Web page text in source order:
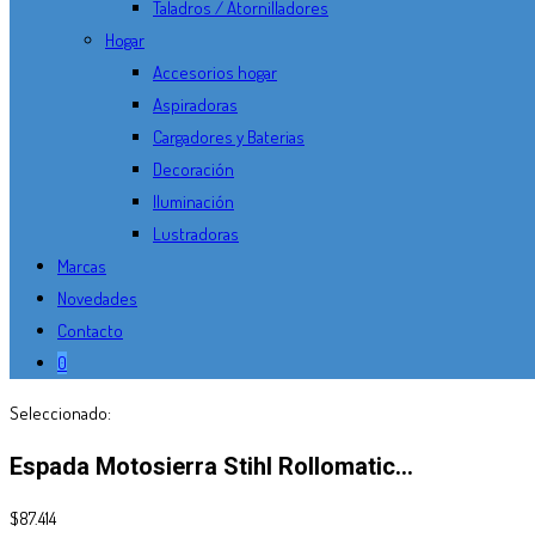
Taladros / Atornilladores
Hogar
Accesorios hogar
Aspiradoras
Cargadores y Baterias
Decoración
Iluminación
Lustradoras
Marcas
Novedades
Contacto
0
Seleccionado:
Espada Motosierra Stihl Rollomatic…
$87.414